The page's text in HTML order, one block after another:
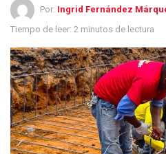
Por: Ingrid Fernández
Tiempo de leer: 2 minutos de lectura